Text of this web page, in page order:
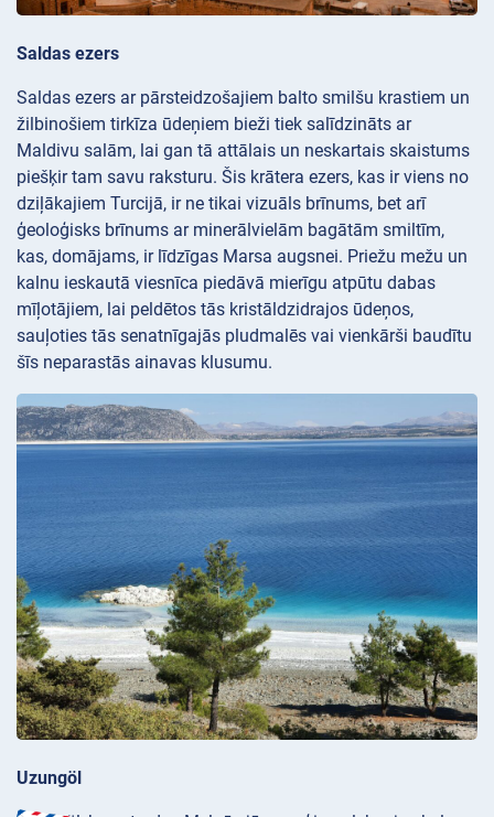
Saldas ezers
Saldas ezers ar pārsteidzošajiem balto smilšu krastiem un
žilbinošiem tirkīza ūdeņiem bieži tiek salīdzināts ar
Maldivu salām, lai gan tā attālais un neskartais skaistums
piešķir tam savu raksturu. Šis krātera ezers, kas ir viens no
dziļākajiem Turcijā, ir ne tikai vizuāls brīnums, bet arī
ģeoloģisks brīnums ar minerālvielām bagātām smiltīm,
kas, domājams, ir līdzīgas Marsa augsnei. Priežu mežu un
kalnu ieskautā viesnīca piedāvā mierīgu atpūtu dabas
mīļotājiem, lai peldētos tās kristāldzidrajos ūdeņos,
sauļoties tās senatnīgajās pludmalēs vai vienkārši baudītu
šīs neparastās ainavas klusumu.
Uzungöl